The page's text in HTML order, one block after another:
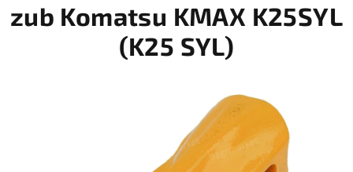
zub Komatsu KMAX K25SYL
(K25 SYL)